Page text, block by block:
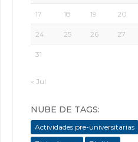
17 18 19 20
24 25 26 27
31
« Jul
NUBE DE TAGS:
Actividades pre-universitarias